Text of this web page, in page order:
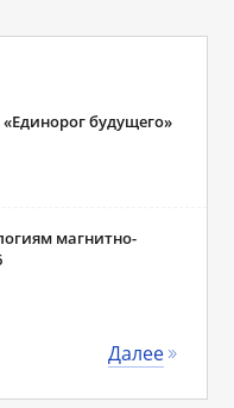
будущего»
магнитно-
Далее